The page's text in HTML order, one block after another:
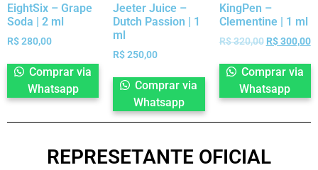
EightSix – Grape
Soda | 2 ml
R$280,00
Comprar via
Whatsapp
Jeeter Juice –
Dutch Passion | 1
ml
R$250,00
Comprar via
Whatsapp
KingPen –
Clementine | 1 ml
R$320,00 R$300,00
Comprar via
Whatsapp
REPRESETANTE OFICIAL